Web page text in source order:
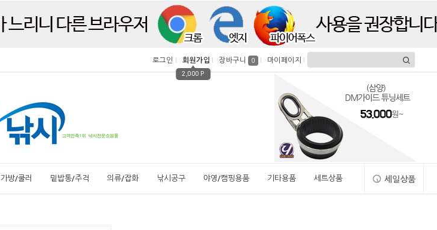
로그인 회원가입
2,000 P
장바구니 0 마이페이지
가방/쿨러 밑밥통/주걱 의류/잡화 낚시공구 야영/캠핑용품 기타용품 세트상품 세일상품